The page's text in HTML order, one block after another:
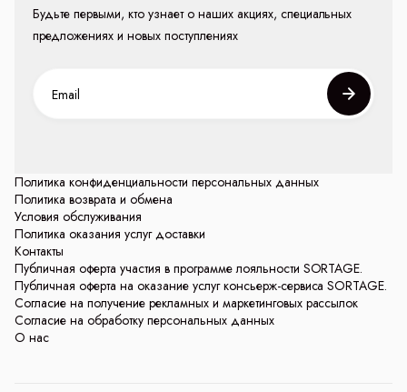
Политика конфиденциальности персональных данных
Политика возврата и обмена
Условия обслуживания
Политика оказания услуг доставки
Контакты
Публичная оферта участия в программе лояльности SORTAGE.
Публичная оферта на оказание услуг консьерж-сервиса SORTAGE.
Согласие на получение рекламных и маркетинговых рассылок
Согласие на обработку персональных данных
О нас
Будьте первыми, кто узнает о наших акциях, специальных
предложениях и новых поступлениях